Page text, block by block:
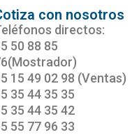
con nosotros
directos:
50 88 85
15 49 02 98 (Ventas)
35 44 35 35
35 44 35 42
55 77 96 33